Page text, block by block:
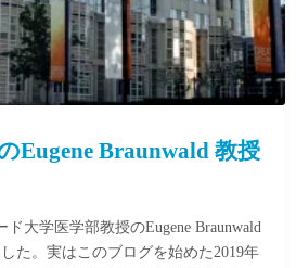
Eugene Braunwald 教授
大学医学部教授のEugene Braunwald
た。実はこのブログを始めた2019年